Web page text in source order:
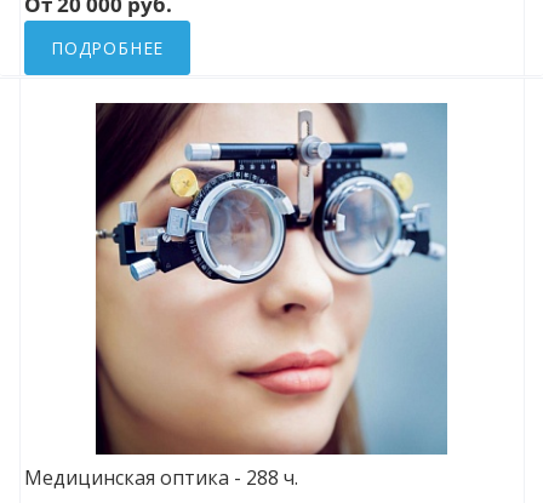
ПОДРОБНЕЕ
Медицинская оптика - 288 ч.